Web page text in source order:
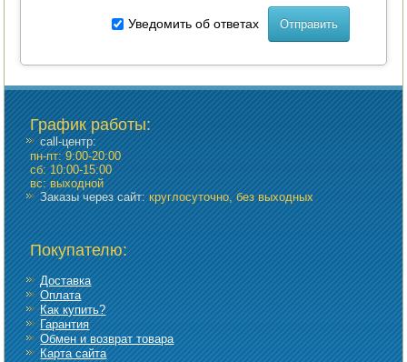
Уведомить об ответах
График работы:
call-центр:
пн-пт: 9:00-20:00
сб: 10:00-15:00
вс: выходной
Заказы через сайт:круглосуточно, без выходных
Покупателю:
Доставка
Оплата
Как купить?
Гарантия
Обмен и возврат товара
Карта сайта